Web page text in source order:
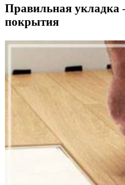
Правильная укладка
покрытия